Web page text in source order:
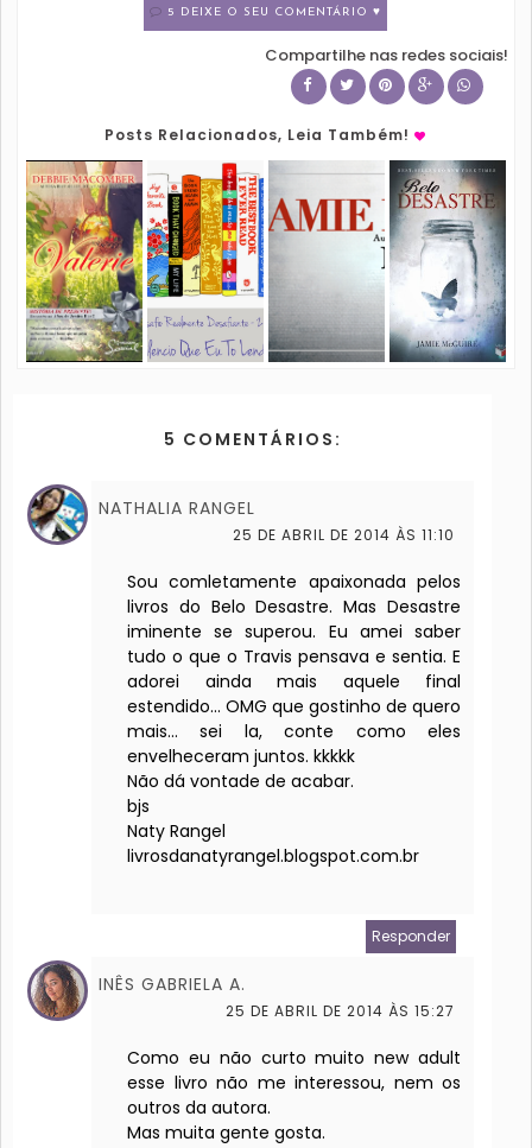
5 DEIXE O SEU COMENTÁRIO ♥
Compartilhe nas redes sociais!
Posts Relacionados, Leia Também!
5 COMENTÁRIOS:
NATHALIA RANGEL
25 DE ABRIL DE 2014 ÀS 11:10
Sou comletamente apaixonada pelos
livros do Belo Desastre. Mas Desastre
iminente se superou. Eu amei saber
tudo o que o Travis pensava e sentia. E
adorei ainda mais aquele final
estendido... OMG que gostinho de quero
mais... sei la, conte como eles
envelheceram juntos. kkkkk
Não dá vontade de acabar.
bjs
Naty Rangel
livrosdanatyrangel.blogspot.com.br
Responder
INÊS GABRIELA A.
25 DE ABRIL DE 2014 ÀS 15:27
Como eu não curto muito new adult
esse livro não me interessou, nem os
outros da autora.
Mas muita gente gosta.